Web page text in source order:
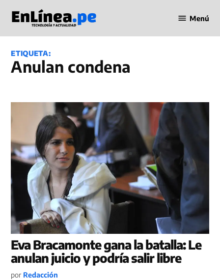
contenido
en Línea
Menú
ETIQUETA:
Anulan condena
Eva Bracamonte gana la batalla: Le
anulan juicio y podría salir libre
por Redacción